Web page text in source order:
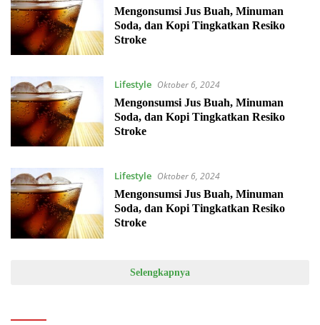
Mengonsumsi Jus Buah, Minuman
Soda, dan Kopi Tingkatkan Resiko
Stroke
Lifestyle Oktober 6, 2024
Mengonsumsi Jus Buah, Minuman
Soda, dan Kopi Tingkatkan Resiko
Stroke
Lifestyle Oktober 6, 2024
Mengonsumsi Jus Buah, Minuman
Soda, dan Kopi Tingkatkan Resiko
Stroke
Selengkapnya